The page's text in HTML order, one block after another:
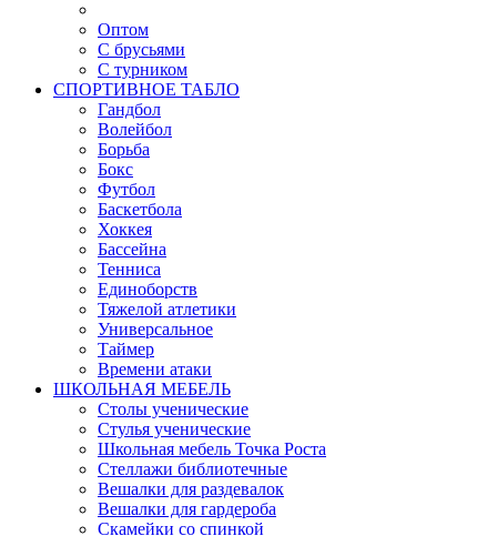
Оптом
С брусьями
С турником
СПОРТИВНОЕ ТАБЛО
Гандбол
Волейбол
Борьба
Бокс
Футбол
Баскетбола
Хоккея
Бассейна
Тенниса
Единоборств
Тяжелой атлетики
Универсальное
Таймер
Времени атаки
ШКОЛЬНАЯ МЕБЕЛЬ
Столы ученические
Стулья ученические
Школьная мебель Точка Роста
Стеллажи библиотечные
Вешалки для раздевалок
Вешалки для гардероба
Скамейки со спинкой